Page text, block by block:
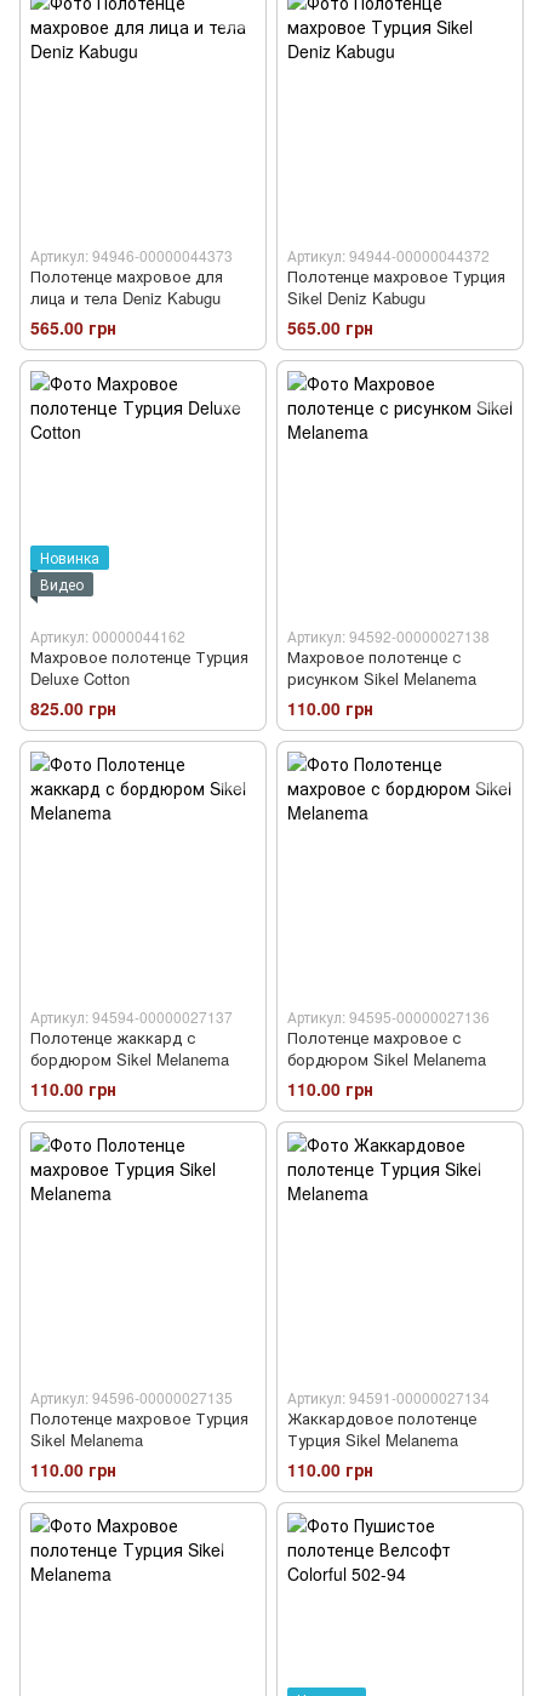
Артикул: 94946-00000044373
Полотенце махровое для
лица и тела Deniz Kabugu
565.00 грн
Артикул: 94944-00000044372
Полотенце махровое Турция
Sikel Deniz Kabugu
565.00 грн
Новинка
Видео
Артикул: 00000044162
Махровое полотенце Турция
Deluxe Cotton
825.00 грн
Артикул: 94592-00000027138
Махровое полотенце с
рисунком Sikel Melanema
110.00 грн
Артикул: 94594-00000027137
Полотенце жаккард с
бордюром Sikel Melanema
110.00 грн
Артикул: 94595-00000027136
Полотенце махровое с
бордюром Sikel Melanema
110.00 грн
Артикул: 94596-00000027135
Полотенце махровое Турция
Sikel Melanema
110.00 грн
Артикул: 94591-00000027134
Жаккардовое полотенце
Турция Sikel Melanema
110.00 грн